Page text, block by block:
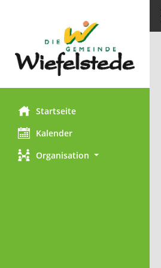
Startseite
Kalender
Organisation